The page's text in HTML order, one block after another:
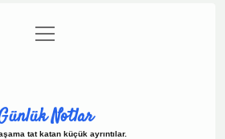
Gizlilik Politikası
menüyü
aç
Notlar
tat katan küçük ayrıntılar.